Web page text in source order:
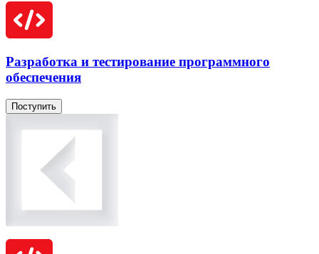
Разработка и тестирование программного
обеспечения
Поступить